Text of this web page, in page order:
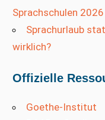
Sprachschulen 2026
Sprachurlaub
wirklich?
Offizielle
Goethe-Institut